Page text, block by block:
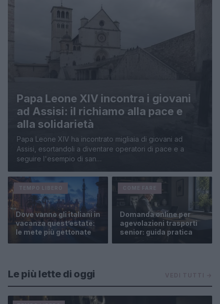
Papa Leone XIV incontra i giovani
ad Assisi: il richiamo alla pace e
alla solidarietà
Papa Leone XIV ha incontrato migliaia di giovani ad
Assisi, esortandoli a diventare operatori di pace e a
seguire l'esempio di san…
Dove vanno gli italiani in
vacanza quest’estate:
le mete più gettonate
Domanda online per
agevolazioni trasporti
senior: guida pratica
Le più lette di oggi